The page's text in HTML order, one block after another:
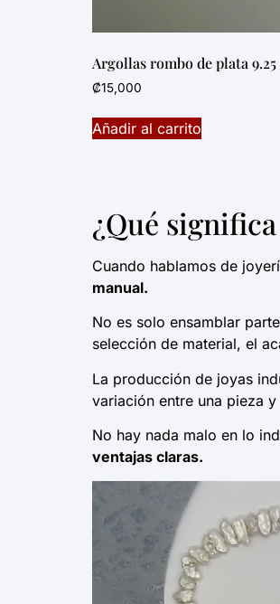
Argollas rombo de plata 9.25
₡15,000
Añadir al carrito
¿Qué
Cuando hablamos de
manual.
No es solo ensamblar
selección de material, el
La producción de joyas
variación entre una pieza
No hay nada malo en lo
ventajas claras.